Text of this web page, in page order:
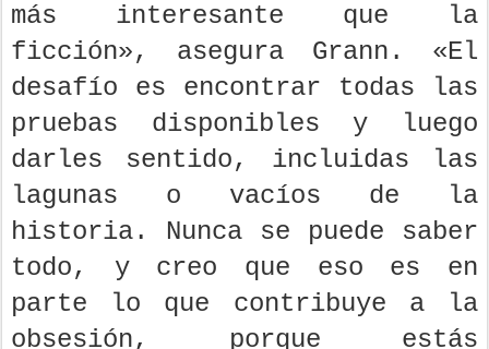
más interesante que la
ficción», asegura Grann. «El
desafío es encontrar todas las
pruebas disponibles y luego
darles sentido, incluidas las
lagunas o vacíos de la
historia. Nunca se puede saber
todo, y creo que eso es en
parte lo que contribuye a la
obsesión, porque estás